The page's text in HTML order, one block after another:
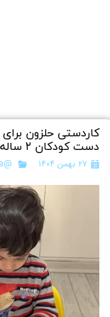
کاردستی حلزون
دست کودکان ۲ ساله
۲۷ بهمن ۱۴۰۴ @koodakestanyek